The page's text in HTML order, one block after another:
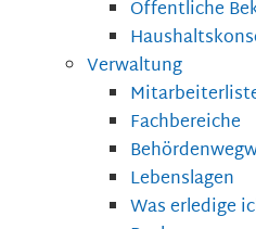
Öffentliche
Verwaltung
Fachbereiche
Lebenslagen
Was erledige